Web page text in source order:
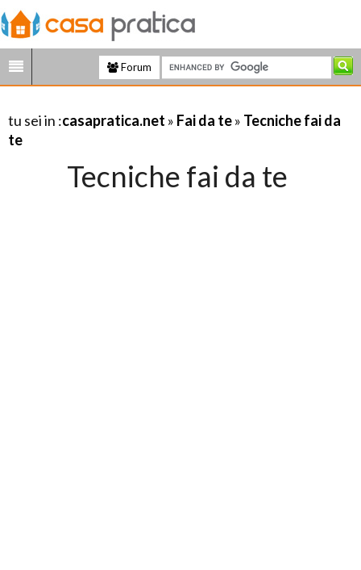
Forum
tu sei in :casapratica.net » Fai da te» Tecniche fai da
te
Tecniche fai da te